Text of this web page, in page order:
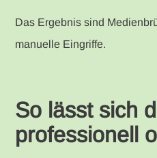
Das Ergebnis sind
manuelle Eingriffe.
So lässt sich
professionell